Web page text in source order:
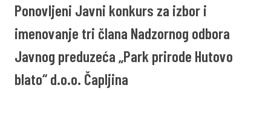
Ponovljeni Javni konkurs za izbor i
imenovanje tri člana Nadzornog odbora
Javnog preduzeća „Park prirode Hutovo
blato“ d.o.o. Čapljina